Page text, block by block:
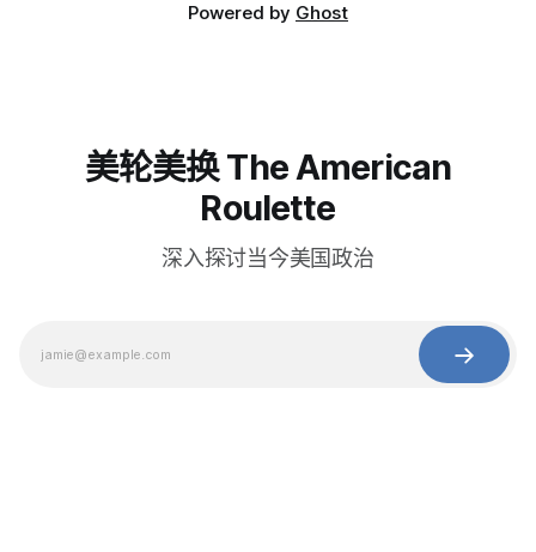
Powered by Ghost
美轮美换 The American
Roulette
深入探讨当今美国政治